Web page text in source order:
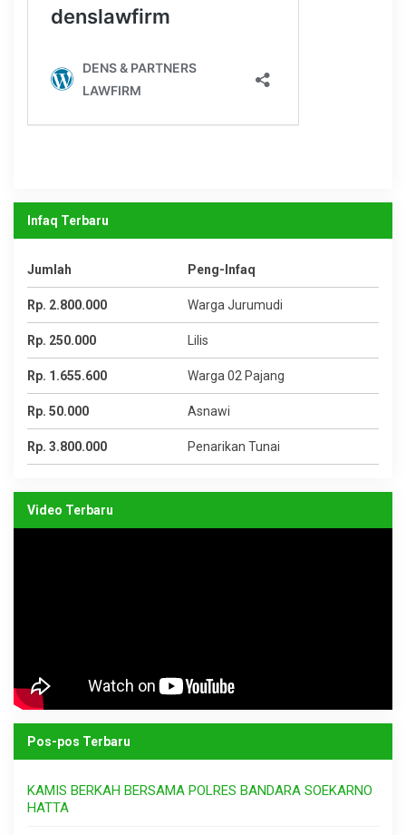
Infaq Terbaru
Jumlah Peng-Infaq
Rp. 2.800.000 Warga Jurumudi
Rp. 250.000 Lilis
Rp. 1.655.600 Warga 02 Pajang
Rp. 50.000 Asnawi
Rp. 3.800.000 Penarikan Tunai
Video Terbaru
Pos-pos Terbaru
KAMIS BERKAH BERSAMA POLRES BANDARA SOEKARNO
HATTA